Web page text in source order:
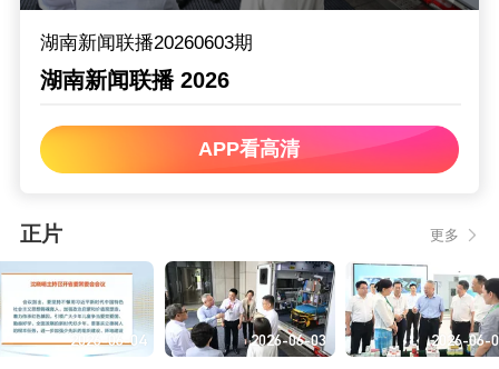
湖南新闻联播20260603期
湖南新闻联播 2026
APP看高清
正片 更多
2026-06-04 2026-06-03 2026-06-